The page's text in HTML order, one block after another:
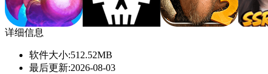
详细信息
软件大小:512.52MB
最后更新:2026-08-03